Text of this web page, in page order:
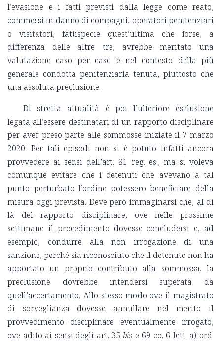
l’evasione e i fatti previsti dalla legge come reato,
commessi in danno di compagni, operatori penitenziari
o visitatori, fattispecie quest’ultima che forse, a
differenza delle altre tre, avrebbe meritato una
valutazione caso per caso e nel contesto della più
generale condotta penitenziaria tenuta, piuttosto che
una assoluta preclusione.
Di stretta attualità è poi l’ulteriore esclusione
legata all’essere destinatari di un rapporto disciplinare
per aver preso parte alle sommosse iniziate il 7 marzo
2020. Per tali episodi non si è potuto infatti ancora
provvedere ai sensi dell’art. 81 reg. es., ma si voleva
comunque evitare che i detenuti che avevano a tal
punto perturbato l’ordine potessero beneficiare della
misura oggi prevista. Deve però immaginarsi che, al di
là del rapporto disciplinare, ove nelle prossime
settimane il procedimento dovesse concludersi e, ad
esempio, condurre alla non irrogazione di una
sanzione, perché sia riconosciuto che il detenuto non ha
apportato un proprio contributo alla sommossa, la
preclusione dovrebbe intendersi superata da
quell’accertamento. Allo stesso modo ove il magistrato
di sorveglianza dovesse annullare nel merito il
provvedimento disciplinare eventualmente irrogato,
ove adito ai sensi degli art. 35-bis e 69 co. 6 lett. a) ord.